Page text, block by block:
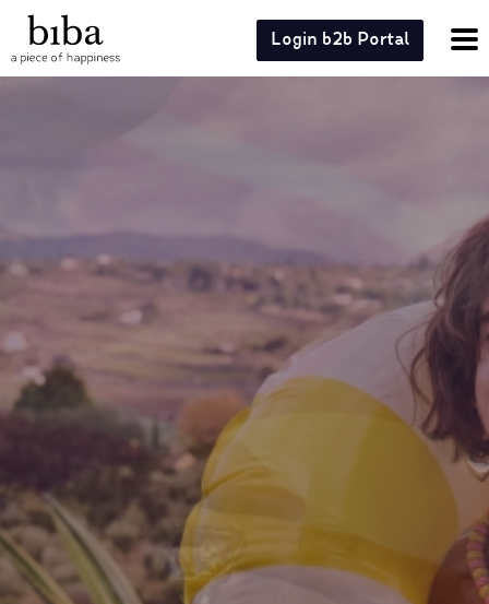
Login b2b Portal